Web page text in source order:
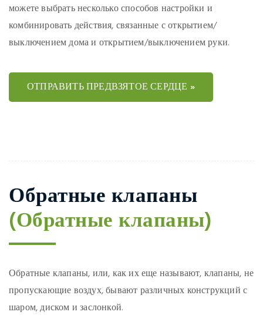
можете выбрать несколько способов настройки и
комбинировать действия, связанные с открытием/
выключением дома и открытием/выключением руки.
ОТПРАВИТЬ ПРЕДВЗЯТОЕ СЕРДЦЕ »
Обратные клапаны
(Обратные клапаны)
Обратные клапаны, или, как их еще называют, клапаны, не
пропускающие воздух, бывают различных конструкций с
шаром, диском и заслонкой.